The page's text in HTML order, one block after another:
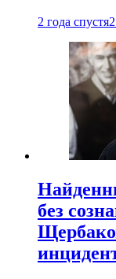
2 года спустя
без